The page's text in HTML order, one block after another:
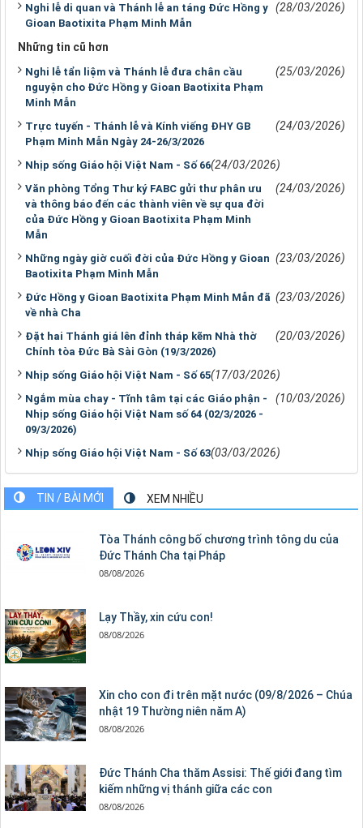
Nghi lễ di quan và Thánh lễ an táng Đức Hồng y
Gioan Baotixita Phạm Minh Mẫn
(28/03/2026)
Những tin cũ hơn
Nghi lễ tẩn liệm và Thánh lễ đưa chân cầu
nguyện cho Đức Hồng y Gioan Baotixita Phạm
Minh Mẫn
(25/03/2026)
Trực tuyến - Thánh lễ và Kính viếng ĐHY GB
Phạm Minh Mẫn Ngày 24-26/3/2026
(24/03/2026)
Nhịp sống Giáo hội Việt Nam - Số 66(24/03/2026)
Văn phòng Tổng Thư ký FABC gửi thư phân ưu
và thông báo đến các thành viên về sự qua đời
của Đức Hồng y Gioan Baotixita Phạm Minh
Mẫn
(24/03/2026)
Những ngày giờ cuối đời của Đức Hồng y Gioan
Baotixita Phạm Minh Mẫn
(23/03/2026)
Đức Hồng y Gioan Baotixita Phạm Minh Mẫn đã
về nhà Cha
(23/03/2026)
Đặt hai Thánh giá lên đỉnh tháp kẽm Nhà thờ
Chính tòa Đức Bà Sài Gòn (19/3/2026)
(20/03/2026)
Nhịp sống Giáo hội Việt Nam - Số 65(17/03/2026)
Ngắm mùa chay - Tĩnh tâm tại các Giáo phận -
Nhịp sống Giáo hội Việt Nam số 64 (02/3/2026 -
09/3/2026)
(10/03/2026)
Nhịp sống Giáo hội Việt Nam - Số 63(03/03/2026)
TIN / BÀI MỚI XEM NHIỀU
Tòa Thánh công bố chương trình tông du của
Đức Thánh Cha tại Pháp
08/08/2026
Lạy Thầy, xin cứu con!
08/08/2026
Xin cho con đi trên mặt nước (09/8/2026 – Chúa
nhật 19 Thường niên năm A)
08/08/2026
Đức Thánh Cha thăm Assisi: Thế giới đang tìm
kiếm những vị thánh giữa các con
08/08/2026